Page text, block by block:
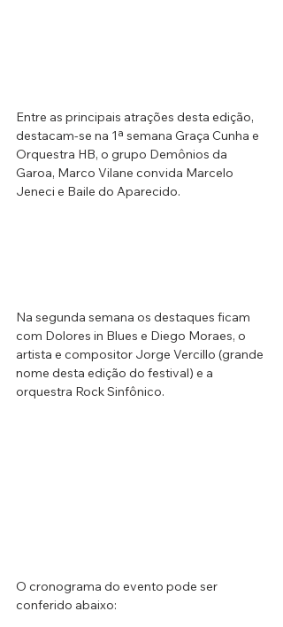
Entre as principais atrações desta edição,
destacam-se na 1ª semana Graça Cunha e
Orquestra HB, o grupo Demônios da
Garoa, Marco Vilane convida Marcelo
Jeneci e Baile do Aparecido.
Na segunda semana os destaques ficam
com Dolores in Blues e Diego Moraes, o
artista e compositor Jorge Vercillo (grande
nome desta edição do festival) e a
orquestra Rock Sinfônico.
O cronograma do evento pode ser
conferido abaixo: